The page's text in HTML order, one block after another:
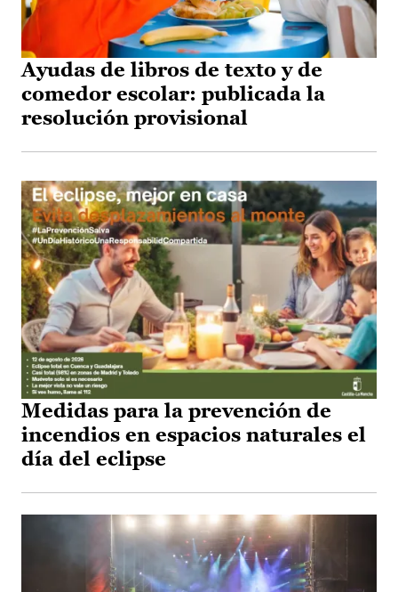
Ayudas de libros de texto y de
comedor escolar: publicada la
resolución provisional
Medidas para la prevención de
incendios en espacios naturales el
día del eclipse